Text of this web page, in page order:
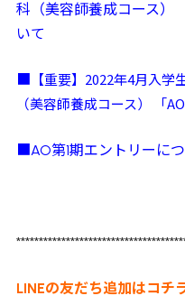
科（美容師養成コース）
いて
■ 【重要】2022年4月入
（美容師養成コース） 「
■AO第1期エントリーに
LINEの友だち追加はコチ